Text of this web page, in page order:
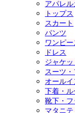
アパレ
トップス
スカート
パンツ
ワンピー
ドレス
ジャケ
スーツ
オール
下着・ル
靴下・フ
マタニ